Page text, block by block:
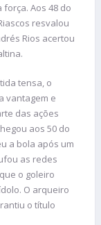
Aos 48 do
resvalou
Rios acertou
tensa, o
vantagem e
das ações
aos 50 do
a bola após um
as redes
o goleiro
O arqueiro
o título